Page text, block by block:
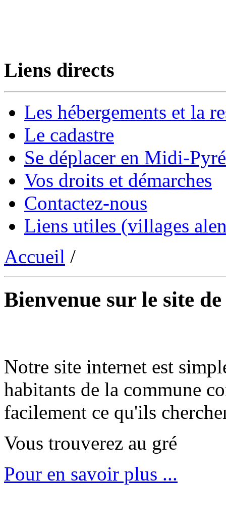
Liens directs
Les hébergements et la
Le cadastre
Se déplacer en Midi-
Vos droits et démarches
Contactez-nous
Liens utiles (villages
Accueil /
Bienvenue sur le site
Notre site internet est
habitants de la commune
facilement ce qu'ils
Vous trouverez au gré
Pour en savoir plus ...